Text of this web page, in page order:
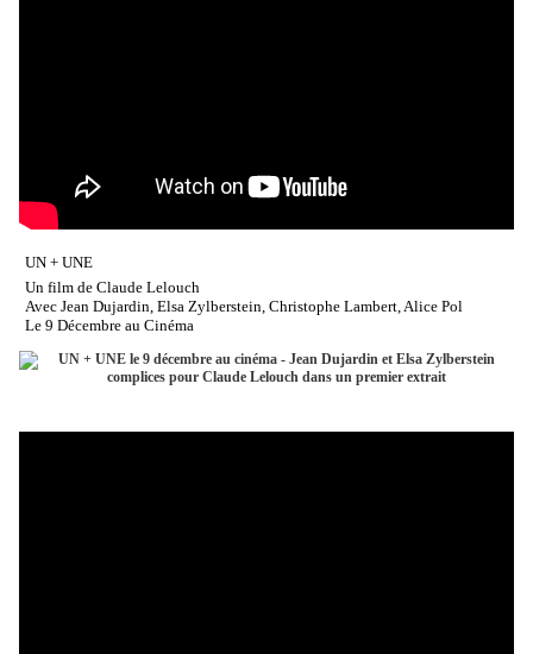
UN + UNE
Un film de Claude Lelouch
Avec Jean Dujardin, Elsa Zylberstein, Christophe Lambert, Alice Pol
Le 9 Décembre au Cinéma